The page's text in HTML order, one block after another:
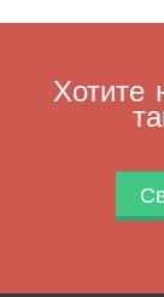
Хотите